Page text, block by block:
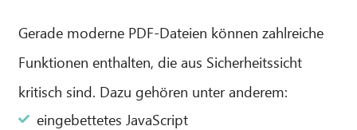
Gerade moderne PDF-Dateien können zahlreiche
Funktionen enthalten, die aus Sicherheitssicht
kritisch sind. Dazu gehören unter anderem:
eingebettetes JavaScript